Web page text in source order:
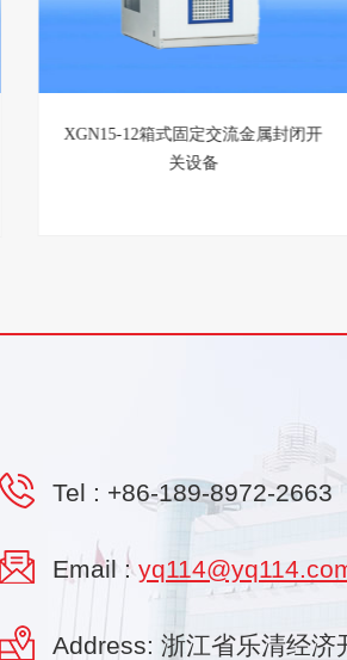
XGN15-12箱式固定交流金属封闭开
关设备
Tel : +86-189-8972-2663
Email :
Address: 浙江省乐清经济